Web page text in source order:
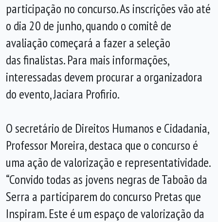
participação no concurso. As inscrições vão até
o dia 20 de junho, quando o comitê de
avaliação começará a fazer a seleção
das finalistas. Para mais informações,
interessadas devem procurar a organizadora
do evento, Jaciara Profirio.
O secretário de Direitos Humanos e Cidadania,
Professor Moreira, destaca que o concurso é
uma ação de valorização e representatividade.
“Convido todas as jovens negras de Taboão da
Serra a participarem do concurso Pretas que
Inspiram. Este é um espaço de valorização da